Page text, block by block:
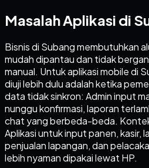
Masalah Aplikasi di
Bisnis di Subang membutuhkan
mudah dipantau dan tidak
manual. Untuk aplikasi mobile di
diuji lebih dulu adalah ketika
data tidak sinkron: Admin input
nunggu konfirmasi, laporan
chat yang berbeda-beda.
Aplikasi untuk input panen, kasir,
penjualan lapangan, dan
lebih nyaman dipakai lewat HP.